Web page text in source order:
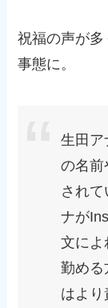
祝福の声が
事態に。
生田ア
の名前
され
ナが
文によ
勤める
はより